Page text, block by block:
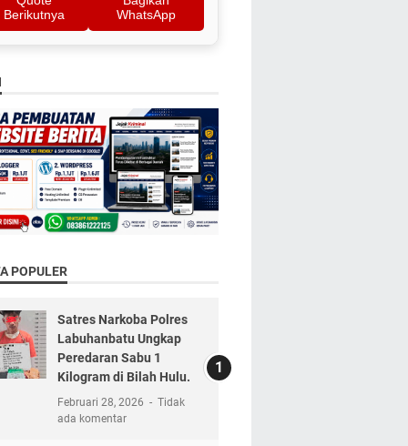
Berikutnya
WhatsApp
POPULER
Satres Narkoba Polres
Labuhanbatu Ungkap
Peredaran Sabu 1
Kilogram di Bilah Hulu.
Februari 28, 2026
Tidak
ada komentar